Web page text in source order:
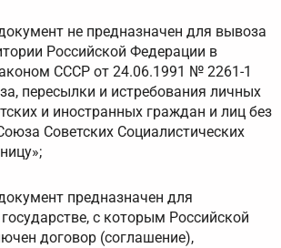
не предназначен для вывоза
Российской Федерации в
СССР от 24.06.1991 № 2261-1
пересылки и истребования личных
и иностранных граждан и лиц без
Советских Социалистических
предназначен для
с которым Российской
договор (соглашение),